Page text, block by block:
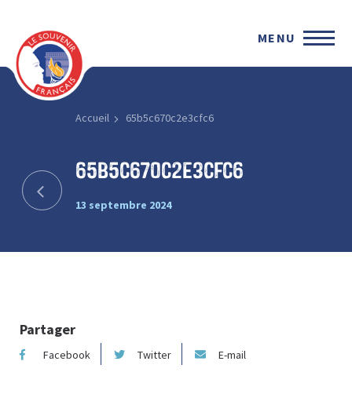
MENU
Accueil 65b5c670c2e3cfc6
65b5c670c2e3cfc6
13 septembre 2024
Partager
Facebook Twitter E-mail